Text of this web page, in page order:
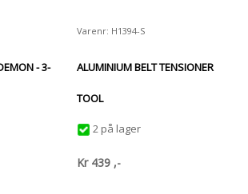
- 3-
Varenr: H1394-S
ALUMINIUM BELT TENSIONER
TOOL
2 på lager
Kr 439 ,-